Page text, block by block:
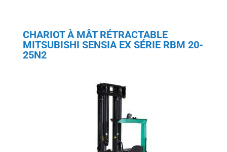
CHARIOT À MÂT RÉTRACTABLE
MITSUBISHI SENSIA EX SÉRIE RBM 20-
25N2